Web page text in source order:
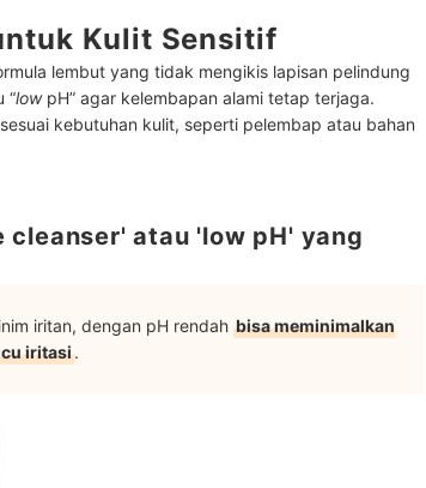
Kulit Sensitif
lembut yang tidak mengikis lapisan pelindung
“lowpH” agar kelembapan alami tetap terjaga.
kebutuhan kulit, seperti pelembap atau bahan
cleanser' atau 'low pH' yang
iritan, dengan pH rendah bisa meminimalkan
iritasi.